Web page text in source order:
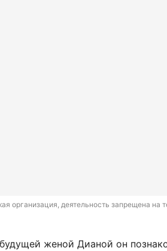
организация, деятельность запрещена на
женой Дианой он